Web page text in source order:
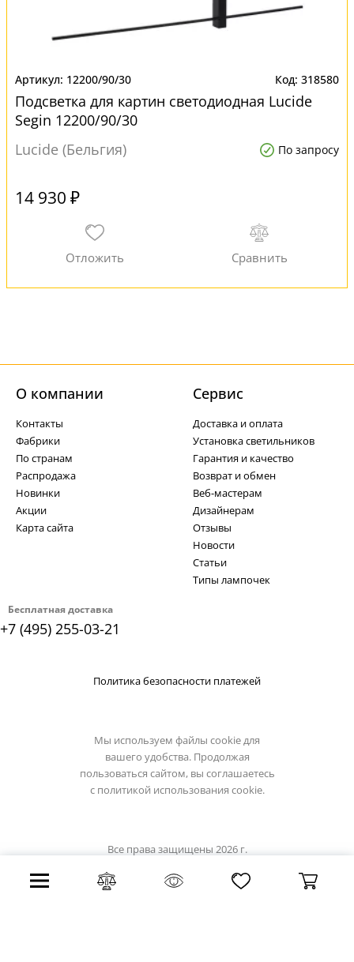
12200/90/30 318580
Подсветка для картин светодиодная Lucide
Segin 12200/90/30
Lucide (Бельгия)
По запросу
14 930 ₽
Бесплатная доставка
+7 (495) 255-03-21
О компании
Контакты
Фабрики
По странам
Распродажа
Новинки
Акции
Карта сайта
Cервис
Доставка и оплата
Установка светильников
Гарантия и качество
Возврат и обмен
Веб-мастерам
Дизайнерам
Отзывы
Новости
Статьи
Типы лампочек
Политика безопасности платежей
Мы используем файлы cookie для
вашего удобства. Продолжая
пользоваться сайтом, вы соглашаетесь
с политикой использования cookie.
Все права защищены 2026 г.